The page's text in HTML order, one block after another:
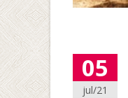
05
jul/21